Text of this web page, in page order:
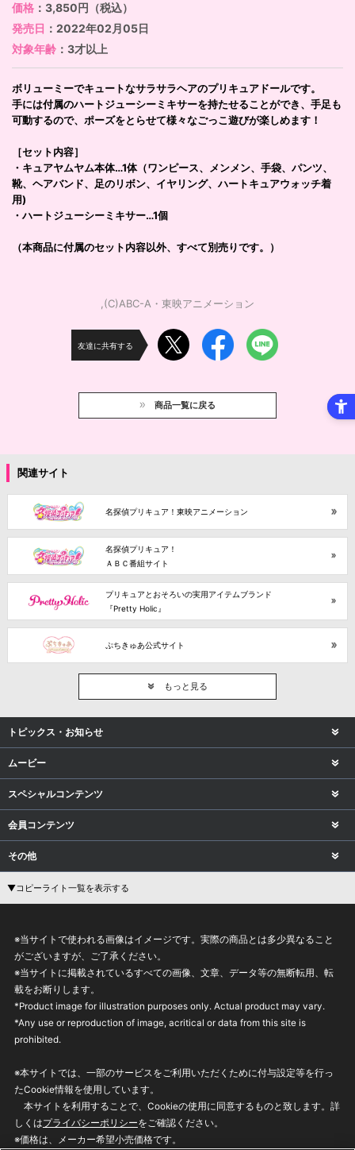
価格 ：3,850円（税込）
発売日 ：2022年02月05日
対象年齢 ：3才以上
ボリューミーでキュートなサラサラヘアのプリキュアドールです。
手には付属のハートジューシーミキサーを持たせることができ、手足も
可動するので、ポーズをとらせて様々なごっこ遊びが楽しめます！
［セット内容］
・キュアヤムヤム本体…1体（ワンピース、メンメン、手袋、パンツ、
靴、ヘアバンド、足のリボン、イヤリング、ハートキュアウォッチ着
用)
・ハートジューシーミキサー…1個
（本商品に付属のセット内容以外、すべて別売りです。）
,(C)ABC-A・東映アニメーション
友達に共有する
商品一覧に戻る
関連サイト
名探偵プリキュア！東映アニメーション
名探偵プリキュア！
ＡＢＣ番組サイト
プリキュアとおそろいの実用アイテムブランド
『Pretty Holic』
ぷちきゅあ公式サイト
もっと見る
トピックス・お知らせ
ムービー
スペシャルコンテンツ
会員コンテンツ
その他
▼コピーライト一覧を表示する
※当サイトで使われる画像はイメージです。実際の商品とは多少異なること
がございますが、ご了承ください。
※当サイトに掲載されているすべての画像、文章、データ等の無断転用、転
載をお断りします。
*Product image for illustration purposes only. Actual product may vary.
*Any use or reproduction of image, acritical or data from this site is
prohibited.
※本サイトでは、一部のサービスをご利用いただくために付与設定等を行っ
たCookie情報を使用しています。
本サイトを利用することで、Cookieの使用に同意するものと致します。詳
しくはプライバシーポリシーをご確認ください。
※価格は、メーカー希望小売価格です。